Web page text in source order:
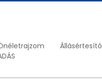
Állásértesítő